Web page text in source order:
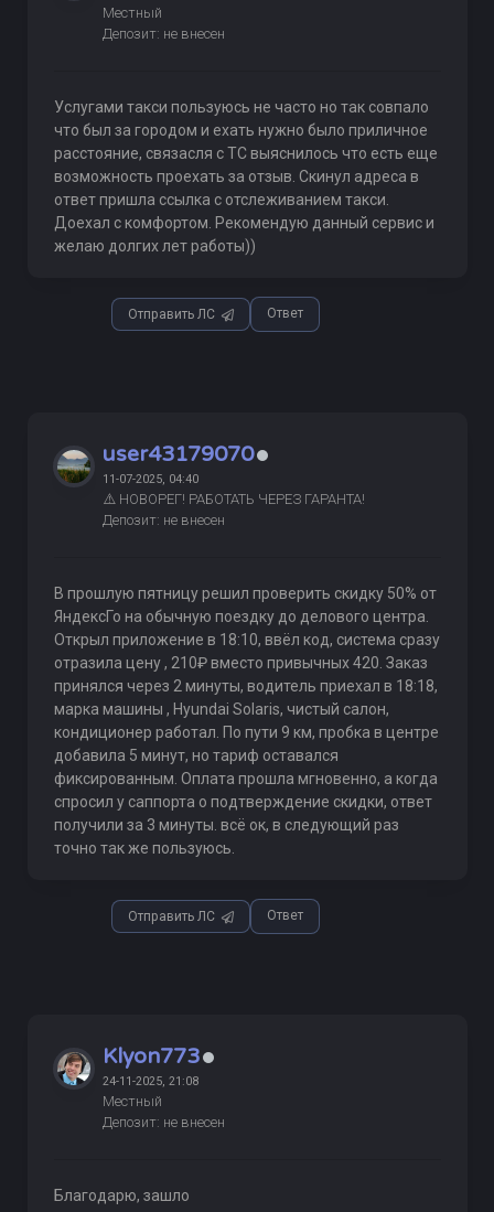
Местный
Депозит: не внесен
Услугами такси пользуюсь не часто но так совпало
что был за городом и ехать нужно было приличное
расстояние, связасля с ТС выяснилось что есть еще
возможность проехать за отзыв. Скинул адреса в
ответ пришла ссылка с отслеживанием такси.
Доехал с комфортом. Рекомендую данный сервис и
желаю долгих лет работы))
Отправить ЛС Ответ
user43179070
11-07-2025, 04:40
⚠️ НОВОРЕГ! РАБОТАТЬ ЧЕРЕЗ ГАРАНТА!
Депозит: не внесен
В прошлую пятницу решил проверить скидку 50% от
ЯндексГо на обычную поездку до делового центра.
Открыл приложение в 18:10, ввёл код, система сразу
отразила цену , 210₽ вместо привычных 420. Заказ
принялся через 2 минуты, водитель приехал в 18:18,
марка машины , Hyundai Solaris, чистый салон,
кондиционер работал. По пути 9 км, пробка в центре
добавила 5 минут, но тариф оставался
фиксированным. Оплата прошла мгновенно, а когда
спросил у саппорта о подтверждение скидки, ответ
получили за 3 минуты. всё ок, в следующий раз
точно так же пользуюсь.
Отправить ЛС Ответ
Klyon773
24-11-2025, 21:08
Местный
Депозит: не внесен
Благодарю, зашло